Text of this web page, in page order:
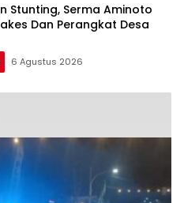
Stunting, Serma Aminoto
Dan Perangkat Desa
6 Agustus 2026